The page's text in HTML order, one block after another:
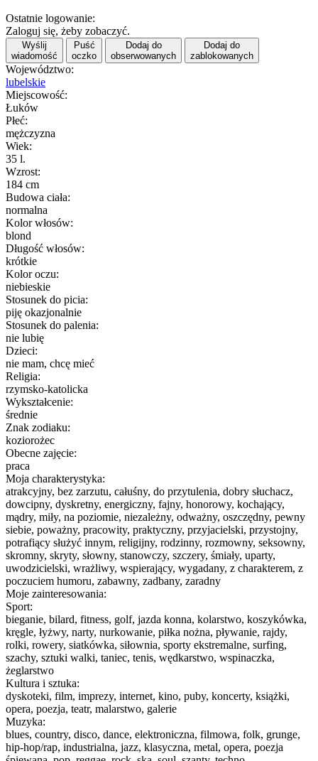
Ostatnie logowanie:
Zaloguj się, żeby zobaczyć.
Wyślij
wiadomość
Puść
oczko
Dodaj do
obserwowanych
Dodaj do
zablokowanych
Województwo:
lubelskie
Miejscowość:
Łuków
Płeć:
mężczyzna
Wiek:
35 l.
Wzrost:
184 cm
Budowa ciała:
normalna
Kolor włosów:
blond
Długość włosów:
krótkie
Kolor oczu:
niebieskie
Stosunek do picia:
piję okazjonalnie
Stosunek do palenia:
nie lubię
Dzieci:
nie mam, chcę mieć
Religia:
rzymsko-katolicka
Wykształcenie:
średnie
Znak zodiaku:
koziorożec
Obecne zajęcie:
praca
Moja charakterystyka:
atrakcyjny, bez zarzutu, całuśny, do przytulenia, dobry słuchacz,
dowcipny, dyskretny, energiczny, fajny, honorowy, kochający,
mądry, miły, na poziomie, niezależny, odważny, oszczędny, pewny
siebie, poważny, pracowity, praktyczny, przyjacielski, przystojny,
potrafiący służyć innym, religijny, rodzinny, rozmowny, seksowny,
skromny, skryty, słowny, stanowczy, szczery, śmiały, uparty,
uwodzicielski, wrażliwy, wspierający, wygadany, z charakterem, z
poczuciem humoru, zabawny, zadbany, zaradny
Moje zainteresowania:
Sport:
bieganie, bilard, fitness, golf, jazda konna, kolarstwo, koszykówka,
kręgle, łyżwy, narty, nurkowanie, piłka nożna, pływanie, rajdy,
rolki, rowery, siatkówka, siłownia, sporty ekstremalne, surfing,
szachy, sztuki walki, taniec, tenis, wędkarstwo, wspinaczka,
żeglarstwo
Kultura i sztuka:
dyskoteki, film, imprezy, internet, kino, puby, koncerty, książki,
opera, poezja, teatr, malarstwo, galerie
Muzyka:
blues, country, disco, dance, elektroniczna, filmowa, folk, grunge,
hip-hop/rap, industrialna, jazz, klasyczna, metal, opera, poezja